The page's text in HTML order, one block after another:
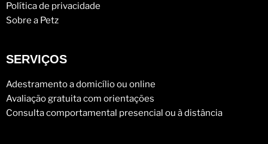
Política de privacidade
Sobre a Petz
SERVIÇOS
Adestramento a domicílio ou online
Avaliação gratuita com orientações
Consulta comportamental presencial ou à distância